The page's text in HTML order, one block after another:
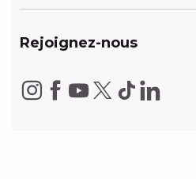
Rejoignez-nous